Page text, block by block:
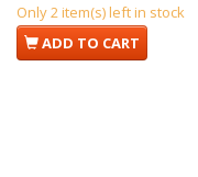
Only 2 item(s) left in stock
ADD TO CART